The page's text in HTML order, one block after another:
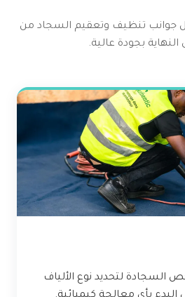
جوانب تنظيف وتعقيم السجاد من
النهاية بجودة عالية.
السجادة لتحديد نوع الألياف